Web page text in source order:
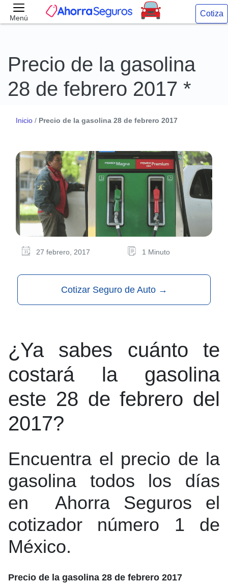
Menú Cotiza
Precio de la gasolina
28 de febrero 2017 *
Inicio / Precio de la gasolina 28 de febrero 2017
27 febrero, 2017 1 Minuto
Cotizar Seguro de Auto →
¿Ya sabes cuánto te
costará la gasolina
este 28 de febrero del
2017?
Encuentra el precio de la
gasolina todos los días
en Ahorra Seguros el
cotizador número 1 de
México.
Precio de la gasolina 28 de febrero 2017